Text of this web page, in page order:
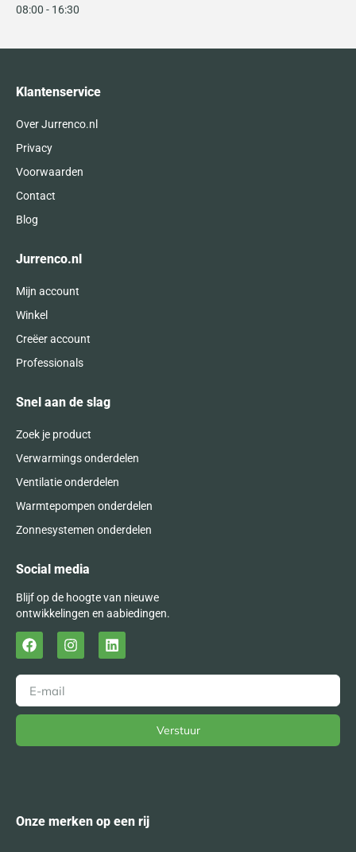
08:00 - 16:30
Klantenservice
Over Jurrenco.nl
Privacy
Voorwaarden
Contact
Blog
Jurrenco.nl
Mijn account
Winkel
Creëer account
Professionals
Snel aan de slag
Zoek je product
Verwarmings onderdelen
Ventilatie onderdelen
Warmtepompen onderdelen
Zonnesystemen onderdelen
Social media
Blijf op de hoogte van nieuwe
ontwikkelingen en aabiedingen.
Verstuur
Onze merken op een rij